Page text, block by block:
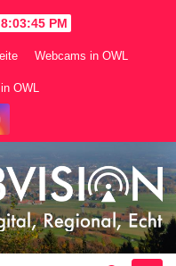
8:03:46 PM
Webcams in OWL
OWL